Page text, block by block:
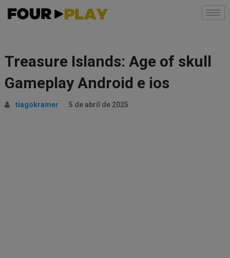
Treasure Islands: Age of skull
Gameplay Android e ios
tiagokramer 5 de abril de 2025